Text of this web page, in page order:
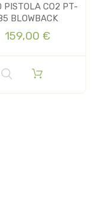
PISTOLA CO2 PT-
BLOWBACK
159,00 €